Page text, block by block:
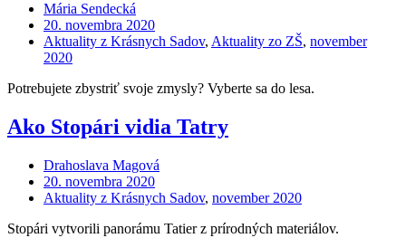
Mária Sendecká
20. novembra 2020
Aktuality z Krásnych Sadov, Aktuality zo ZŠ, november
2020
Potrebujete zbystriť svoje zmysly? Vyberte sa do lesa.
Ako Stopári vidia Tatry
Drahoslava Magová
20. novembra 2020
Aktuality z Krásnych Sadov, november 2020
Stopári vytvorili panorámu Tatier z prírodných materiálov.